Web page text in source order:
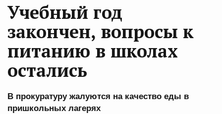
Учебный год
закончен, вопросы к
питанию в школах
остались
В прокуратуру жалуются на качество еды в
пришкольных лагерях